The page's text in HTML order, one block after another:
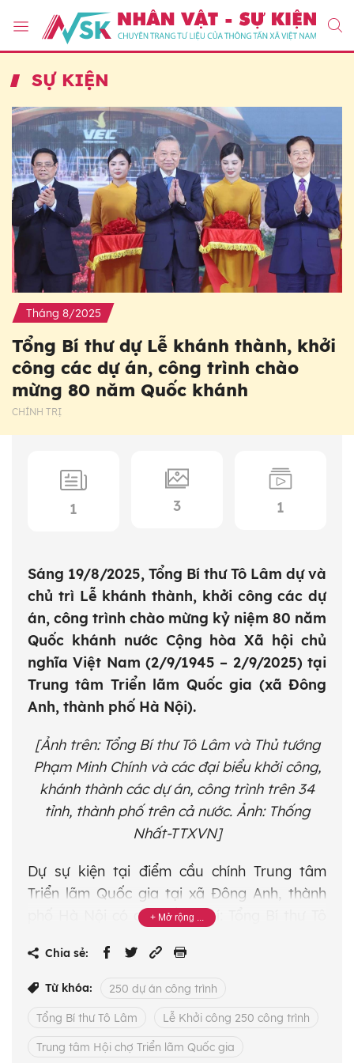
SỰ KIỆN
Tháng 8/2025
Tổng Bí thư dự Lễ khánh thành, khởi
công các dự án, công trình chào
mừng 80 năm Quốc khánh
CHÍNH TRỊ
1 3 1
Sáng 19/8/2025, Tổng Bí thư Tô Lâm dự và
chủ trì Lễ khánh thành, khởi công các dự
án, công trình chào mừng kỷ niệm 80 năm
Quốc khánh nước Cộng hòa Xã hội chủ
nghĩa Việt Nam (2/9/1945 – 2/9/2025) tại
Trung tâm Triển lãm Quốc gia (xã Đông
Anh, thành phố Hà Nội).
[Ảnh trên: Tổng Bí thư Tô Lâm và Thủ tướng
Phạm Minh Chính và các đại biểu khởi công,
khánh thành các dự án, công trình trên 34
tỉnh, thành phố trên cả nước. Ảnh: Thống
Nhất-TTXVN]
Dự sự kiện tại điểm cầu chính Trung tâm
Triển lãm Quốc gia tại xã Đông Anh, thành
phố Hà Nội có các đồng chí: Tổng Bí thư Tô
nguyên Thủ tướng Chính phủ Nguyễn Tấn
Dũng; nguyên Thường trực Ban Bí thư Lê
Minh Hoài.
Chia sẻ:
Từ khóa: 250 dự án công trình
Tổng Bí thư Tô Lâm Lễ Khởi công 250 công trình
Trung tâm Hội chợ Triển lãm Quốc gia